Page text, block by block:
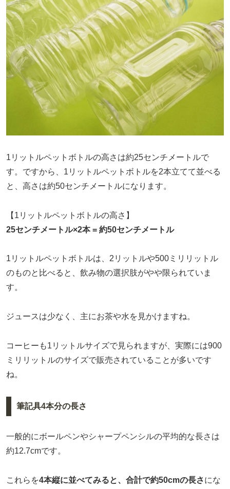
1リットルペットボトルの高さは約25センチメートルで
す。ですから、1リットルペットボトルを2本立てて並べる
と、高さは約50センチメートルになります。
【1リットルペットボトルの高さ】
25センチメートル×2本 = 約50センチメートル
1リットルペットボトルは、2リットルや500ミリリットル
のものと比べると、飲み物の選択肢がやや限られていま
す。
ジュースは少なく、主にお茶や水を見かけますね。
コーヒーも1リットルサイズで見られますが、実際には900
ミリリットルのサイズで販売されていることが多いです
ね。
筆記具4本分の長さ
一般的にボールペンやシャープペンシルの平均的な長さは
約12.7cmです。
これらを4本縦に並べてみると、合計で約50cmの長さにな